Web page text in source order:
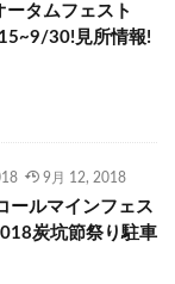
ータムフェスト
30!見所情報!
9月 12, 2018
ールマインフェス
炭坑節祭り駐車